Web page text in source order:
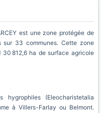
est une zone protégée de
sur 33 communes. Cette zone
812,6 ha de surface agricole
(Eleocharistetalia
à Villers-Farlay ou Belmont.